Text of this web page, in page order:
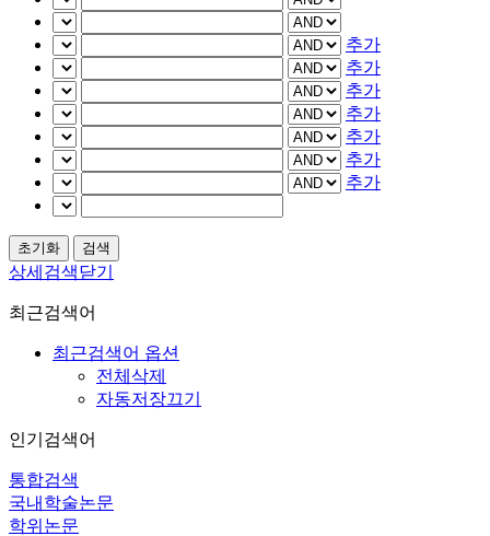
추가
추가
추가
추가
추가
추가
추가
상세검색닫기
최근검색어
최근검색어 옵션
전체삭제
자동저장끄기
인기검색어
통합검색
국내학술논문
학위논문